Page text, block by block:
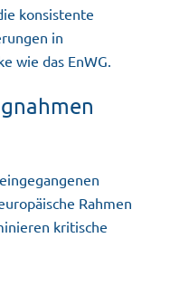
konsistente
in
wie das EnWG.
Rahmen
kritische